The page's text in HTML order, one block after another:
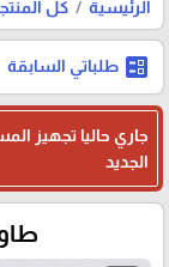
الرئيسية كل
ballot طلباتي السابقة
جاري حاليا تجهيز
الجديد